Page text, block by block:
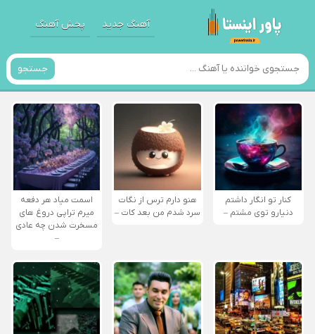
آهنگ جدید پخش آهنگ
جستجو
کنار تو انگار داشتم
دنیارو توی مشتم –
هنو دارم ترس از نگات
سرد شدم من بعد کات –
اسمت میاد هر دفعه
میرم تراپی دروغ‌ های
مسخرت شدن چه عادی
–